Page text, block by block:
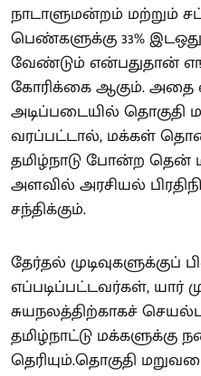
நாடாளுமன்றம் மற்றும்
பெண்களுக்கு 33%
வேண்டும் என்பதுதான்
கோரிக்கை ஆகும். அதை
அடிப்படையில்
வரப்பட்டால், மக்கள்
தமிழ்நாடு போன்ற தென்
அளவில் அரசியல்
சந்திக்கும்.
தேர்தல் முடிவுகளுக்குப்
எப்படிப்பட்டவர்கள், யார்
சுயநலத்திற்காகச்
தமிழ்நாட்டு மக்களுக்கு
தெரியும்.தொகுதி